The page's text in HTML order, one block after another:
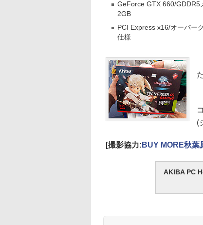
GeForce GTX 660/GDDR5
2GB
PCI Express x16/オーバー
仕様
(
[撮影協力: BUY MORE秋葉
AKIBA PC